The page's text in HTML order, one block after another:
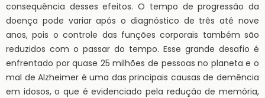
consequência desses efeitos. O tempo de progressão da
doença pode variar após o diagnóstico de três até nove
anos, pois o controle das funções corporais também são
reduzidos com o passar do tempo. Esse grande desafio é
enfrentado por quase 25 milhões de pessoas no planeta e o
mal de Alzheimer é uma das principais causas de demência
em idosos, o que é evidenciado pela redução de memória,